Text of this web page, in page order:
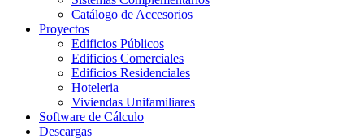
Catálogo de Accesorios
Proyectos
Edificios Públicos
Edificios Comerciales
Edificios Residenciales
Hoteleria
Viviendas Unifamiliares
Software de Cálculo
Descargas